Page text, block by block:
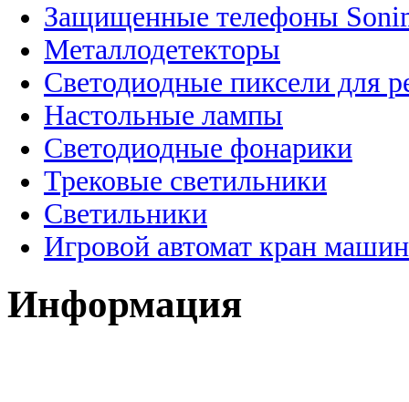
Защищенные телефоны
Металлодетекторы
Светодиодные пиксели для
Настольные лампы
Светодиодные фонарики
Трековые светильники
Светильники
Игровой автомат кран
Информация